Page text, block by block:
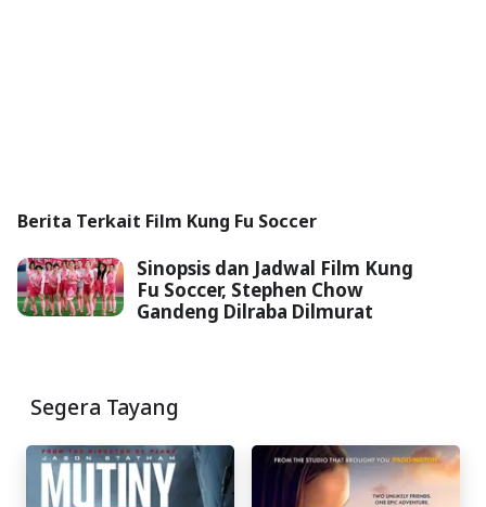
Berita Terkait Film Kung Fu Soccer
Sinopsis dan Jadwal Film Kung
Fu Soccer, Stephen Chow
Gandeng Dilraba Dilmurat
Segera Tayang